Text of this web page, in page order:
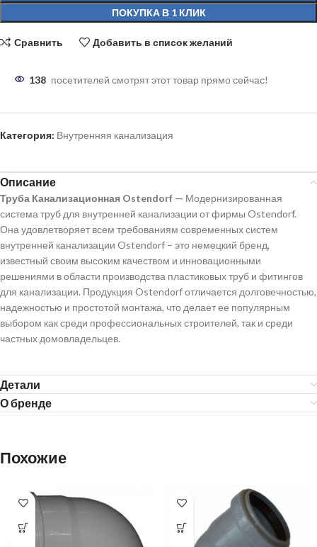
ПОКУПКА В 1 КЛИК
Сравнить Добавить в список желаний
138 посетителей смотрят этот товар прямо сейчас!
Категория: Внутренняя канализация
Описание
Труба Канализационная Ostendorf — Модернизированная
система труб для внутренней канализации от фирмы Ostendorf.
Она удовлетворяет всем требованиям современных систем
внутренней канализации Ostendorf – это немецкий бренд,
известный своим высоким качеством и инновационными
решениями в области производства пластиковых труб и фитингов
для канализации. Продукция Ostendorf отличается долговечностью,
надежностью и простотой монтажа, что делает ее популярным
выбором как среди профессиональных строителей, так и среди
частных домовладельцев.
Детали
О бренде
Похожие